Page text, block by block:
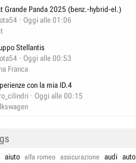
Grande Panda 2025 (benz.-hybrid-el.)
Oggi alle 01:06
Stellantis
Oggi alle 00:53
Franca
con la mia ID.4
Oggi alle 00:15
aiuto alfa romeo assicurazione audi auto